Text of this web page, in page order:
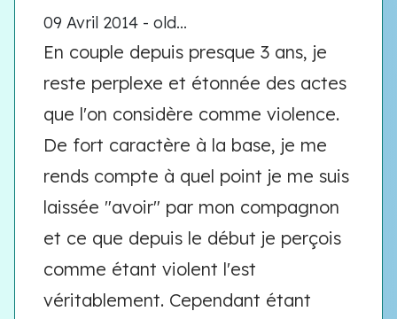
09 Avril 2014 - old...
En couple depuis presque 3 ans, je
reste perplexe et étonnée des actes
que l'on considère comme violence.
De fort caractère à la base, je me
rends compte à quel point je me suis
laissée "avoir" par mon compagnon
et ce que depuis le début je perçois
comme étant violent l'est
véritablement. Cependant étant